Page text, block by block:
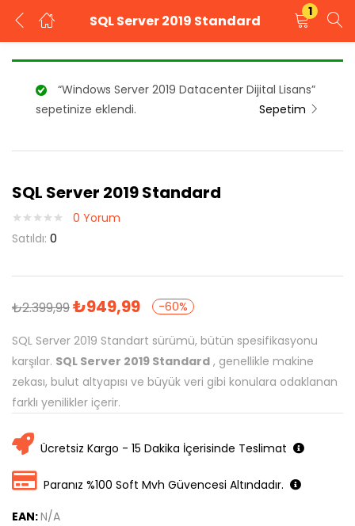
SQL Server 2019 Standard
1
GIRIŞ YAP
KAYIT OL
Kullanıcı adınızı ve şifrenizi girin.
Beni Hatırla
“Windows Server 2019 Datacenter Dijital Lisans”
sepetinize eklendi.
Sepetim
SQL Server 2019 Standard
0 Yorum
Satıldı: 0
₺2.399,99₺949,99 -60%
SQL Server 2019 Standart sürümü, bütün spesifikasyonu
karşılar. SQL Server 2019 Standard , genellikle makine
zekası, bulut altyapısı ve büyük veri gibi konulara odaklanan
farklı yenilikler içerir.
Ücretsiz Kargo - 15 Dakika İçerisinde Teslimat
Paranız %100 Soft Mvh Güvencesi Altındadır.
EAN:N/A